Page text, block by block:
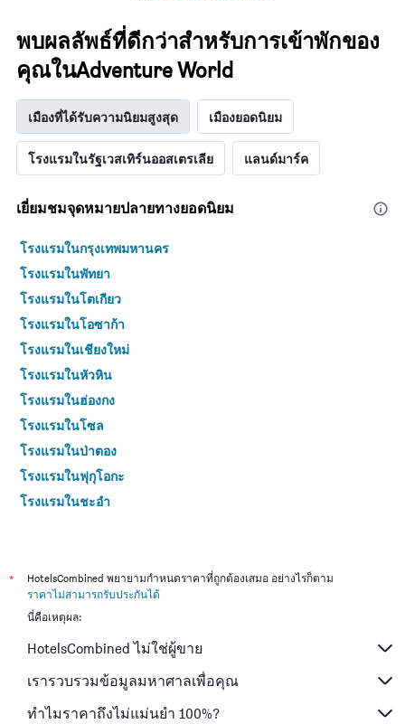
พบผลลัพธ์ที่ดีกว่าสำหรับการเข้าพักของ
คุณในAdventure World
เมืองที่ได้รับความนิยมสูงสุด เมืองยอดนิยม
โรงแรมในรัฐเวสเทิร์นออสเตรเลีย แลนด์มาร์ค
เยี่ยมชมจุดหมายปลายทางยอดนิยม
โรงแรมในกรุงเทพมหานคร
โรงแรมในพัทยา
โรงแรมในโตเกียว
โรงแรมในโอซาก้า
โรงแรมในเชียงใหม่
โรงแรมในหัวหิน
โรงแรมในฮ่องกง
โรงแรมในโซล
โรงแรมในป่าตอง
โรงแรมในฟุกุโอกะ
โรงแรมในชะอำ
โรงแรมในเกาะสมุย
โรงแรมในเซี่ยงไฮ้
โรงแรมในเกาะช้าง (ตราด)
โรงแรมในไทเป
โรงแรมในหาดใหญ่
โรงแรมในชลบุรี
*
HotelsCombined พยายามกำหนดราคาที่ถูกต้องเสมอ อย่างไรก็ตาม
ราคาไม่สามารถรับประกันได้
นี่คือเหตุผล:
HotelsCombined ไม่ใช่ผู้ขาย
เรารวบรวมข้อมูลมหาศาลเพื่อคุณ
ทำไมราคาถึงไม่แม่นยำ 100%?